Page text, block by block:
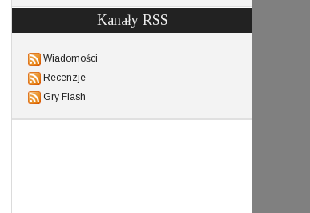
Kanały RSS
Wiadomości
Recenzje
Gry Flash